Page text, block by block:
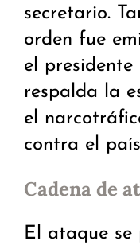
secretario.
orden fue
el presidente
respalda la
el
contra el
Cadena de
El ataque se